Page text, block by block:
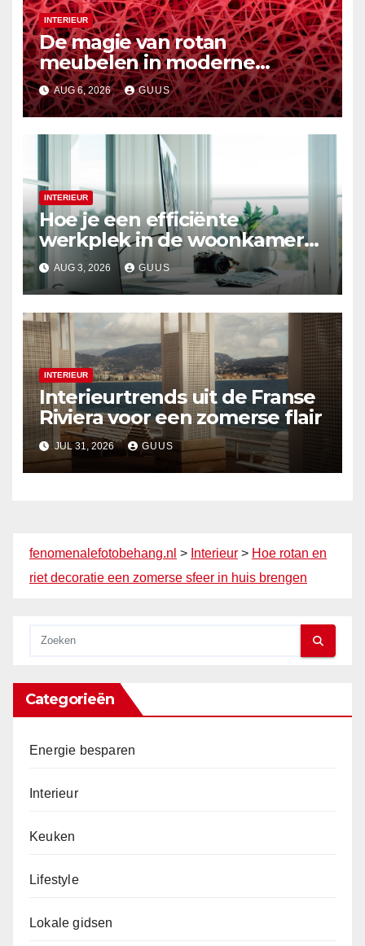
INTERIEUR
De magie van rotan
meubelen in moderne
interieurs
AUG 6, 2026 GUUS
INTERIEUR
Hoe je een efficiënte
werkplek in de woonkamer
creëert
AUG 3, 2026 GUUS
INTERIEUR
Interieurtrends uit de Franse
Riviera voor een zomerse flair
JUL 31, 2026 GUUS
fenomenalefotobehang.nl > Interieur > Hoe rotan en
riet decoratie een zomerse sfeer in huis brengen
Categorieën
Energie besparen
Interieur
Keuken
Lifestyle
Lokale gidsen